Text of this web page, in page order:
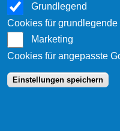
Grundlegend
Cookies für
Marketing
Cookies für angepasste
Einstellungen speichern